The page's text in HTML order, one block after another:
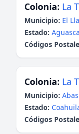
Colonia: La
Municipio: El
Estado:
Códigos
Colonia: La
Municipio:
Estado:
Códigos